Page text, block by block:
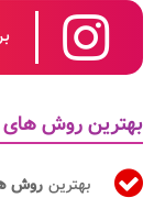
بهترین روش های
بهترین روش